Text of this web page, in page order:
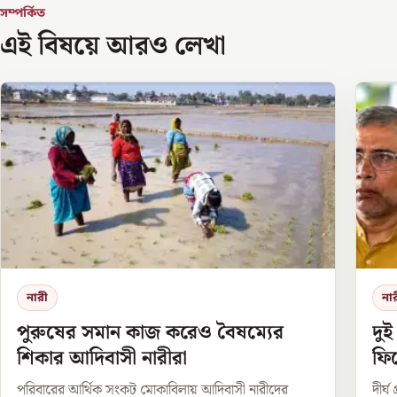
সম্পর্কিত
এই বিষয়ে আরও লেখা
নারী
পুরুষের সমান কাজ করেও বৈষম্যের
শিকার আদিবাসী নারীরা
পরিবারের আর্থিক সংকট মোকাবিলায় আদিবাসী নারীদের
দুই